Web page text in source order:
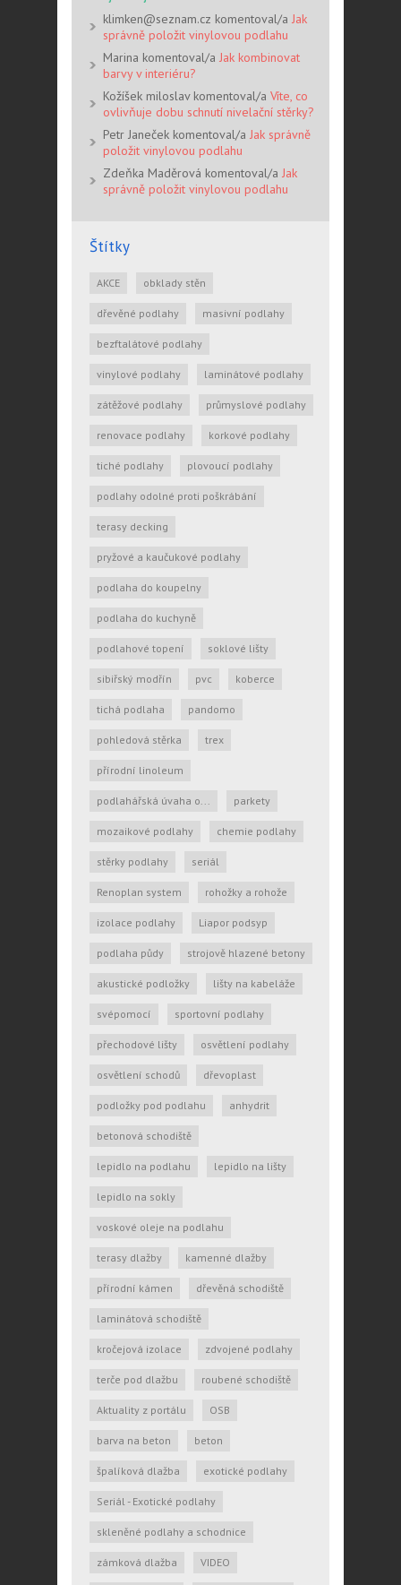
klimken@seznam.cz komentoval/a Jak
správně položit vinylovou podlahu
Marina komentoval/a Jak kombinovat
barvy v interiéru?
Kožíšek miloslav komentoval/a Víte, co
ovlivňuje dobu schnutí nivelační stěrky?
Petr Janeček komentoval/a Jak správně
položit vinylovou podlahu
Zdeňka Maděrová komentoval/a Jak
správně položit vinylovou podlahu
Štítky
AKCE obklady stěn
dřevěné podlahy masivní podlahy
bezftalátové podlahy
vinylové podlahy laminátové podlahy
zátěžové podlahy průmyslové podlahy
renovace podlahy korkové podlahy
tiché podlahy plovoucí podlahy
podlahy odolné proti poškrábání
terasy decking
pryžové a kaučukové podlahy
podlaha do koupelny
podlaha do kuchyně
podlahové topení soklové lišty
sibiřský modřín pvc koberce
tichá podlaha pandomo
pohledová stěrka trex
přírodní linoleum
podlahářská úvaha o... parkety
mozaikové podlahy chemie podlahy
stěrky podlahy seriál
Renoplan system rohožky a rohože
izolace podlahy Liapor podsyp
podlaha půdy strojově hlazené betony
akustické podložky lišty na kabeláže
svépomocí sportovní podlahy
přechodové lišty osvětlení podlahy
osvětlení schodů dřevoplast
podložky pod podlahu anhydrit
betonová schodiště
lepidlo na podlahu lepidlo na lišty
lepidlo na sokly
voskové oleje na podlahu
terasy dlažby kamenné dlažby
přírodní kámen dřevěná schodiště
laminátová schodiště
kročejová izolace zdvojené podlahy
terče pod dlažbu roubené schodiště
Aktuality z portálu OSB
barva na beton beton
špalíková dlažba exotické podlahy
Seriál - Exotické podlahy
skleněné podlahy a schodnice
zámková dlažba VIDEO